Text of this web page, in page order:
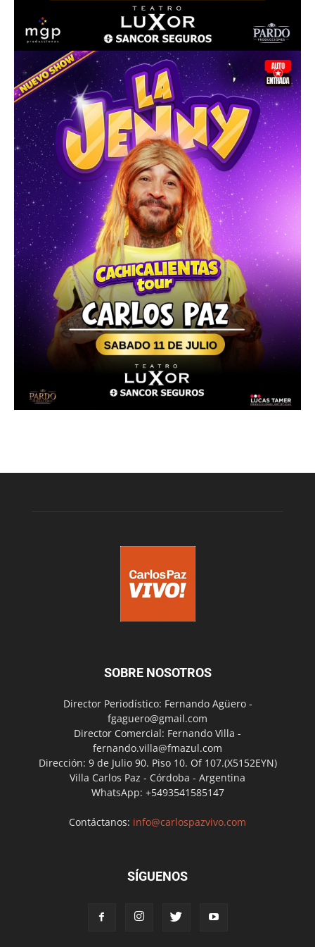
SOBRE NOSOTROS
Director Periodístico: Fernando Agüero -
fgaguero@gmail.com
Director Comercial: Fernando Villa -
fernando.villa@fmazul.com
Dirección: 9 de Julio 90. Piso 10. Of 107.(X5152EYN)
Villa Carlos Paz - Córdoba - Argentina
WhatsApp: +5493541585147
Contáctanos: info@carlospazvivo.com
SÍGUENOS